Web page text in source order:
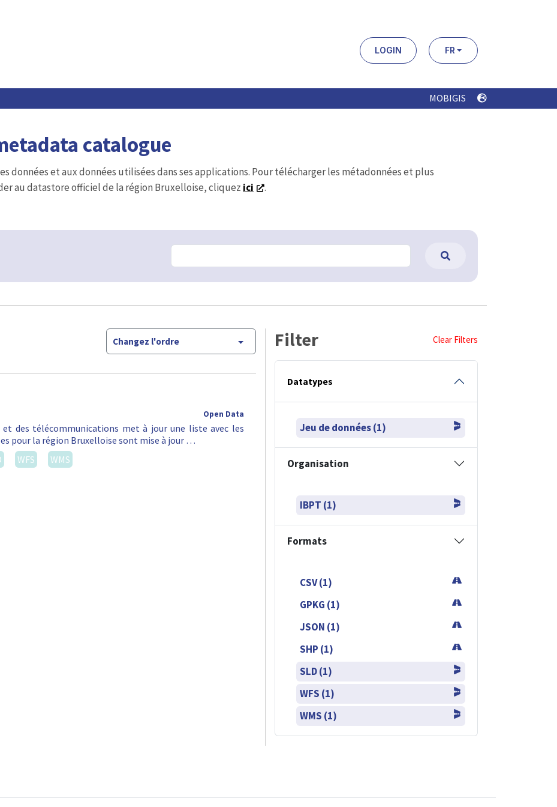
LOGIN FR
MOBIGIS
catalogue
données et aux données utilisées dans ses applications. Pour télécharger les métadonnées et plus
au datastore officiel de la région Bruxelloise, cliquez ici .
Changez l'ordre
Open Data
des télécommunications met à jour une liste avec les
pour la région Bruxelloise sont mise à jour …
WFS WMS
Filter Clear Filters
Datatypes
Jeu de données (1)
Organisation
IBPT (1)
Formats
CSV (1)
GPKG (1)
JSON (1)
SHP (1)
SLD (1)
WFS (1)
WMS (1)